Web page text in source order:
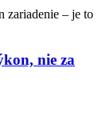
zariadenie – je to
nie za